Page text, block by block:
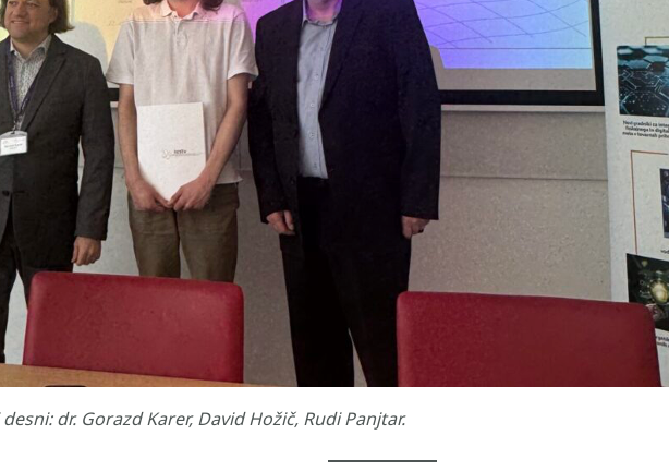
dr. Gorazd Karer, David Hožič, Rudi Panjtar.